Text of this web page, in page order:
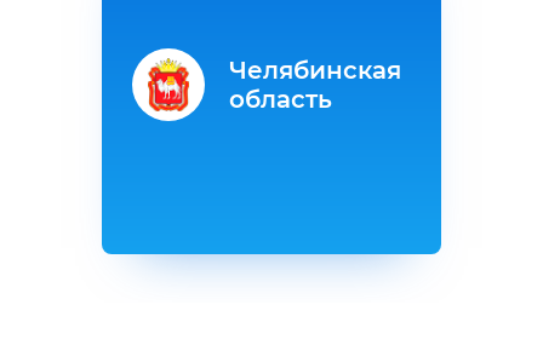
Челябинская
область